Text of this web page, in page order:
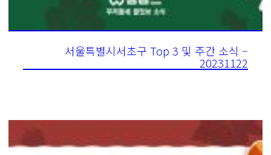
서울특별시서초구 Top 3 및 주간 소식 –
20231122